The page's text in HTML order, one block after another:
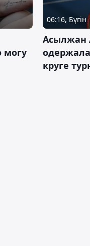
могу
06:16, Бүгін
Асылжан
круге